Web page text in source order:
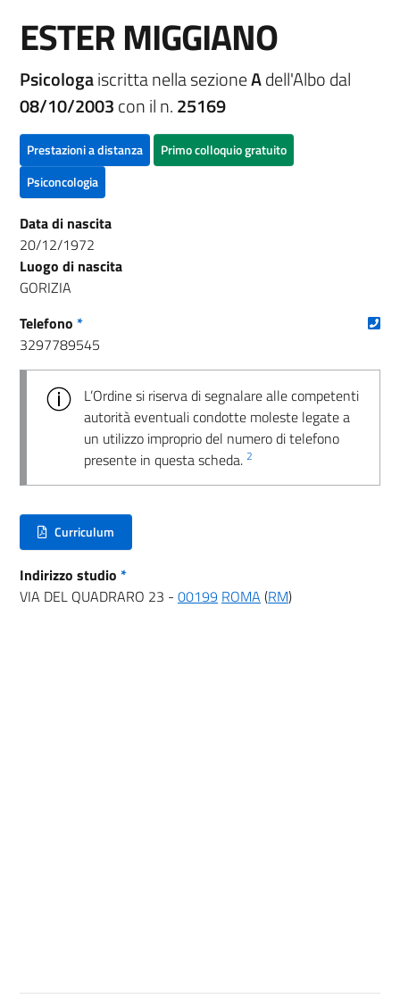
ESTER MIGGIANO
Psicologaiscritta nella sezioneAdell'Albo dal
08/10/2003con il n.25169
Prestazioni a distanza
Primo colloquio gratuito
Psiconcologia
Data di nascita
20/12/1972
Luogo di nascita
GORIZIA
Telefono *
3297789545
L’Ordine si riserva di segnalare alle competenti
autorità eventuali condotte moleste legate a
un utilizzo improprio del numero di telefono
presente in questa scheda. 2
Curriculum
(nuova scheda - new tab)
Indirizzo studio *
VIA DEL QUADRARO 23 - 00199 ROMA (RM)